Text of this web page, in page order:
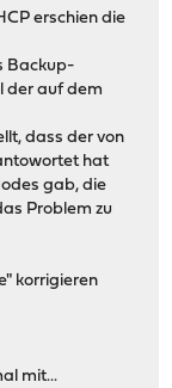
erschien die
Backup-
der auf dem
dass der von
hat
gab, die
Problem zu
korrigieren
mit...